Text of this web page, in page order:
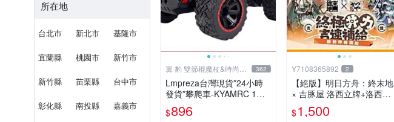
所在地
台北市 新北市 基隆市
宜蘭縣 桃園市 新竹市
新竹縣 苗栗縣 台中市
彰化縣 南投縣 嘉義市
翼 豹 雙節棍魔杖&時尚廣
場
362
Lmpreza台灣現貨*24小時
發貨*攀爬車-KYAMRC 1：1
4新款RC遙控車專業大腳攀
爬越野賽車玩具汽車模型car
$896
Y7108365892 2
【絕版】明日方舟：終末地
× 吉豚屋 洛西立牌+洛西壓
克力吊飾+洛西透卡
$1,500